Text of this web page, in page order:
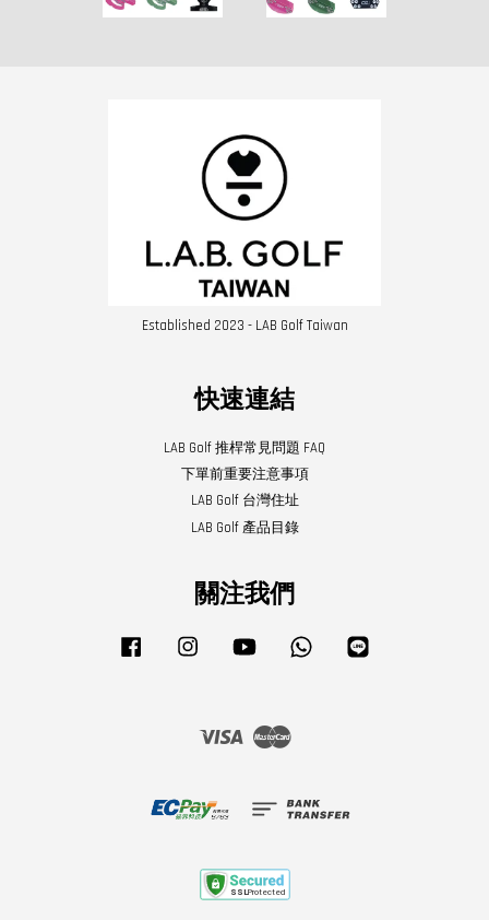
Established 2023 - LAB Golf Taiwan
快速連結
LAB Golf 推桿常見問題 FAQ
下單前重要注意事項
LAB Golf 台灣住址
LAB Golf 產品目錄
關注我們
Facebook Instagram YouTube Whatsapp
Visa Master